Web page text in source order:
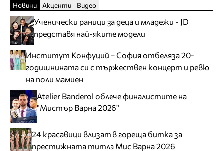
Новини Акценти Видео
Ученически раници за деца и младежи - JD
представя най-яките модели
Институт Конфуций – София отбеляза 20-
годишнината си с тържествен концерт и ревю
на поли мамиен
Atelier Banderol облече финалистите на
"Мистър Варна 2026"
24 красавици влизат в гореща битка за
престижната титла Мис Варна 2026